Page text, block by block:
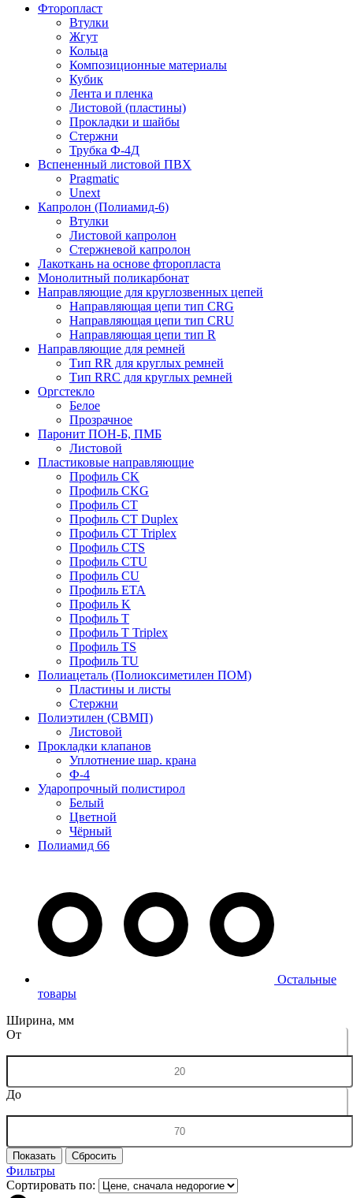
Фторопласт
Втулки
Жгут
Кольца
Композиционные материалы
Кубик
Лента и пленка
Листовой (пластины)
Прокладки и шайбы
Стержни
Трубка Ф-4Д
Вспененный листовой ПВХ
Pragmatic
Unext
Капролон (Полиамид-6)
Втулки
Листовой капролон
Стержневой капролон
Лакоткань на основе фторопласта
Монолитный поликарбонат
Направляющие для круглозвенных цепей
Направляющая цепи тип CRG
Направляющая цепи тип CRU
Направляющая цепи тип R
Направляющие для ремней
Тип RR для круглых ремней
Тип RRС для круглых ремней
Оргстекло
Белое
Прозрачное
Паронит ПОН-Б, ПМБ
Листовой
Пластиковые направляющие
Профиль CK
Профиль CKG
Профиль CT
Профиль CT Duplex
Профиль CT Triplex
Профиль CTS
Профиль CTU
Профиль CU
Профиль ETA
Профиль K
Профиль T
Профиль T Triplex
Профиль TS
Профиль TU
Полиацеталь (Полиоксиметилен ПОМ)
Пластины и листы
Стержни
Полиэтилен (СВМП)
Листовой
Прокладки клапанов
Уплотнение шар. крана
Ф-4
Ударопрочный полистирол
Белый
Цветной
Чёрный
Полиамид 66
Остальные
товары
Ширина, мм
От
До
Фильтры
Сортировать по: